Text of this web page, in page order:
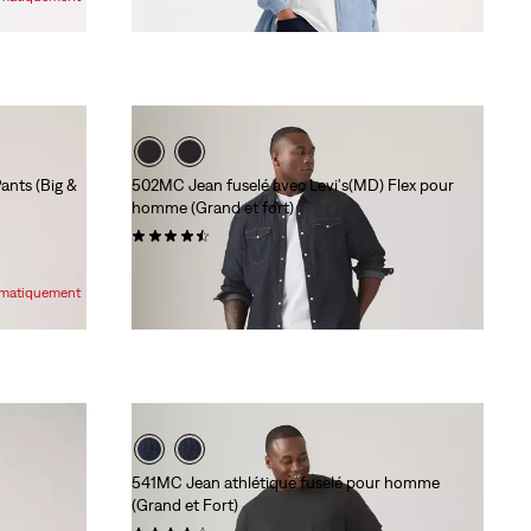
(Big &
502MC Jean fuselé avec Levi's(MD) Flex pour
homme (Grand et fort)
(131)
541MC Jean athlétique fuselé pour homme
(Grand et Fort)